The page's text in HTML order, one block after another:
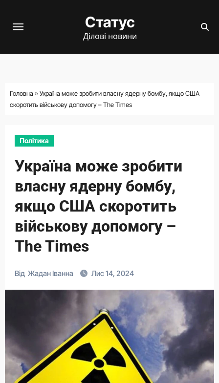
Статус
Ділові новини
Головна » Україна може зробити власну ядерну бомбу, якщо США
скоротить військову допомогу – The Times
Політика
Україна може зробити
власну ядерну бомбу,
якщо США скоротить
військову допомогу –
The Times
Від Жадан Іванна Лис 14, 2024